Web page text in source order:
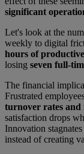
significant
Let's look at the
weekly to digital
hours of
losing seven full-
The financial
Frustrated
turnover rates and
satisfaction drops
Innovation
instead of creating